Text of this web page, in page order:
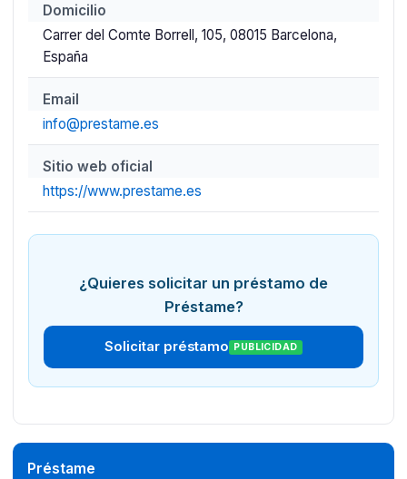
Domicilio
Carrer del Comte Borrell, 105, 08015 Barcelona,
España
Email
info@prestame.es
Sitio web oficial
https://www.prestame.es
¿Quieres solicitar un préstamo de
Préstame?
Solicitar préstamo PUBLICIDAD
Préstame